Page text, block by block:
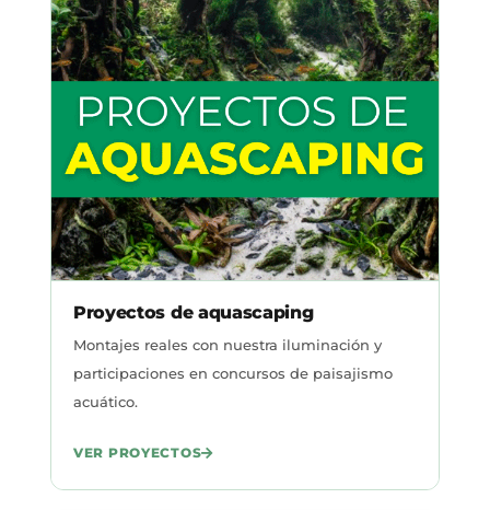
Proyectos de aquascaping
Montajes reales con nuestra iluminación y
participaciones en concursos de paisajismo
acuático.
VER PROYECTOS